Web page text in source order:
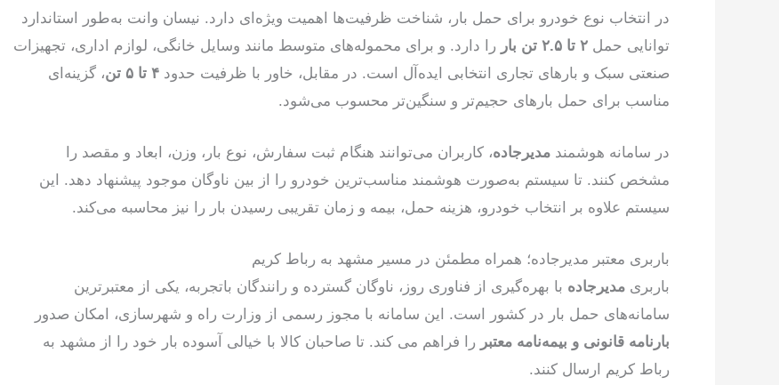
در انتخاب نوع خودرو برای حمل بار، شناخت ظرفیت‌ها اهمیت ویژه‌ای دارد. نیسان وانت به‌طور استاندارد
توانایی حمل ۲ تا ۲.۵ تن بار
را دارد. و برای محموله‌های متوسط مانند وسایل خانگی، لوازم اداری، تجهیزات
صنعتی سبک و بارهای تجاری انتخابی ایده‌آل است. در مقابل، خاور با ظرفیت حدود ۴ تا ۵ تن
، گزینه‌ای
مناسب برای حمل بارهای حجیم‌تر و سنگین‌تر محسوب می‌شود.
در سامانه هوشمند مدیرجاده، کاربران می‌توانند هنگام ثبت سفارش، نوع بار، وزن، ابعاد و مقصد را
مشخص کنند. تا سیستم به‌صورت هوشمند مناسب‌ترین خودرو را از بین ناوگان موجود پیشنهاد دهد. این
سیستم علاوه بر انتخاب خودرو، هزینه حمل، بیمه و زمان تقریبی رسیدن بار را نیز محاسبه می‌کند.
باربری معتبر مدیرجاده؛ همراه مطمئن در مسیر مشهد به رباط کریم
باربری مدیرجاده با بهره‌گیری از فناوری روز، ناوگان گسترده و رانندگان باتجربه، یکی از معتبرترین
سامانه‌های حمل بار در کشور است. این سامانه با مجوز رسمی از وزارت راه و شهرسازی، امکان صدور
بارنامه قانونی و بیمه‌نامه معتبر را فراهم می کند. تا صاحبان کالا با خیالی آسوده بار خود را از مشهد به
رباط کریم ارسال کنند.